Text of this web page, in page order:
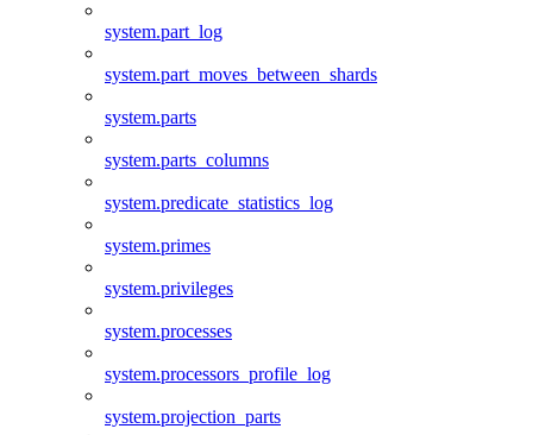
system.part_log
system.part_moves_between_shards
system.parts
system.parts_columns
system.predicate_statistics_log
system.primes
system.privileges
system.processes
system.processors_profile_log
system.projection_parts